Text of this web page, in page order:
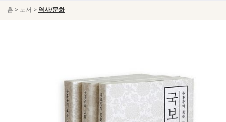
홈 > 도서 > 역사/문화